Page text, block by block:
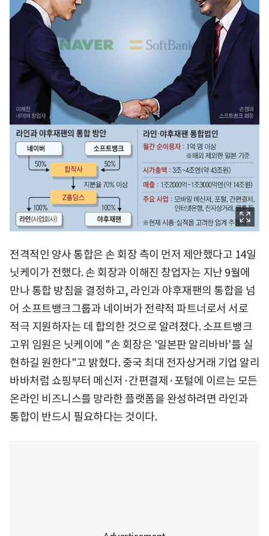
전격적인 양사 통합은 손 회장 측이 먼저 제안했다고 14일
닛케이가 전했다. 손 회장과 이해진 창업자는 지난 9월에
만나 통합 방침을 결정하고, 라인과 야후재팬의 통합을 넘
어 소프트뱅크그룹과 네이버가 전략적 파트너로서 서로
적극 지원하자는 데 합의한 것으로 알려졌다. 소프트뱅크
고위 임원은 닛케이에 "손 회장은 '일본판 알리바바'를 실
현하길 원한다"고 밝혔다. 중국 최대 전자상거래 기업 알리
바바처럼 쇼핑부터 메신저·간편결제·포털에 이르는 모든
온라인 비즈니스를 망라한 플랫폼을 완성하려면 라인과
통합이 반드시 필요하다는 것이다.